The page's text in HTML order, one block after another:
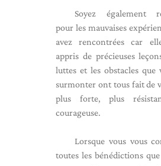
Soyez également
pour les mauvaises
avez rencontrées car
appris de précieuses
luttes et les obstacles que
surmonter ont tous fait de
plus forte, plus
courageuse.
Lorsque vous vous
toutes les bénédictions